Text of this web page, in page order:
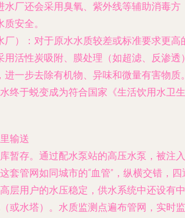
水厂还会采用臭氧、紫外线等辅助消毒方
安全。
）
：对于原水水质较差或标准要求更高
用活性炭吸附、膜处理（如超滤、反渗透
进一步去除有机物、异味和微量有害物质
终于蜕变成为符合国家《生活饮用水卫生
输送
暂存。通过配水泵站的高压水泵，被注入
套管网如同城市的“血管”，纵横交错，四
层用户的水压稳定，供水系统中还设有中
或水塔）。水质监测点遍布管网，实时监